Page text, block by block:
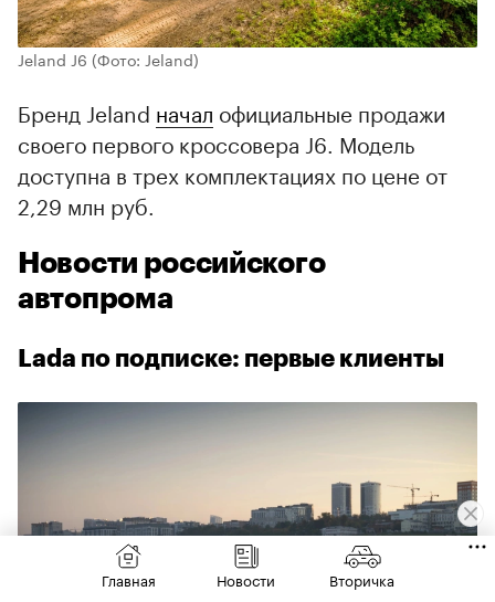
Jeland J6 (Фото: Jeland)
Бренд Jeland начал официальные продажи
своего первого кроссовера J6. Модель
доступна в трех комплектациях по цене от
2,29 млн руб.
Новости российского
автопрома
Lada по подписке: первые клиенты
Главная Новости Вторичка